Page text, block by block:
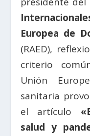
Europea de
(RAED),
criterio
Unión
sanitaria
el artículo
salud y